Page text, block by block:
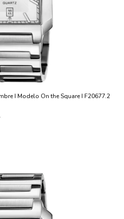
I Modelo On the Square I F20677.2